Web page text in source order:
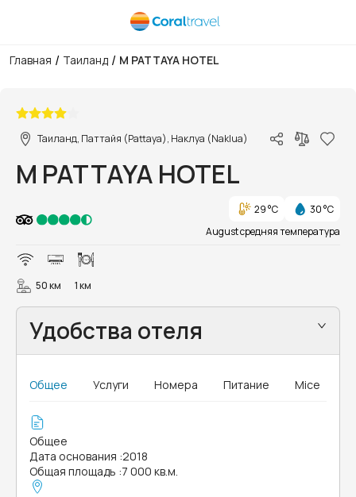
Главная / Таиланд / M PATTAYA HOTEL
Таиланд, Паттайя (Pattaya), Наклуа (Naklua)
M PATTAYA HOTEL
29 °C
30 °C
August средняя температура
50 км 1 км
Удобства отеля
Общее Услуги Номера Питание Mice
Общее
Дата основания :2018
Общая площадь :7 000 кв.м.